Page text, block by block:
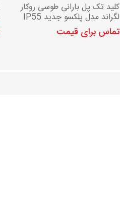
کلید تک پل بارانی طوسی روکار
لگراند مدل پلکسو جدید IP55
تماس برای قیمت